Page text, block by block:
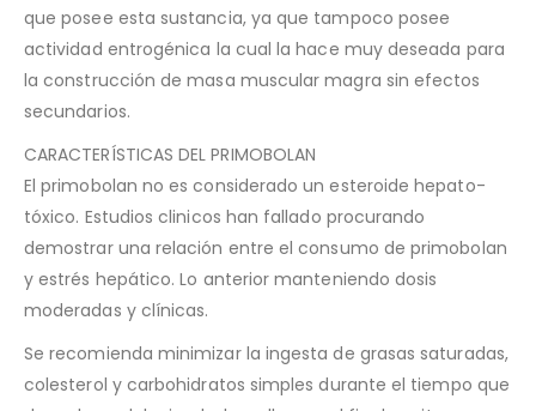
que posee esta sustancia, ya que tampoco posee
actividad entrogénica la cual la hace muy deseada para
la construcción de masa muscular magra sin efectos
secundarios.
CARACTERÍSTICAS DEL PRIMOBOLAN
El primobolan no es considerado un esteroide hepato-
tóxico. Estudios clinicos han fallado procurando
demostrar una relación entre el consumo de primobolan
y estrés hepático. Lo anterior manteniendo dosis
moderadas y clínicas.
Se recomienda minimizar la ingesta de grasas saturadas,
colesterol y carbohidratos simples durante el tiempo que